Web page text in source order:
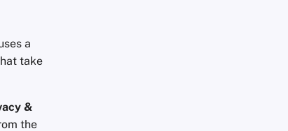
a
take
&
the